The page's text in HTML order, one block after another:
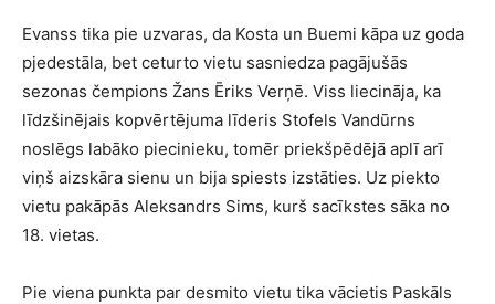
Evanss tika pie uzvaras, da Kosta un Buemi kāpa uz goda
pjedestāla, bet ceturto vietu sasniedza pagājušās
sezonas čempions Žans Ēriks Verņē. Viss liecināja, ka
līdzšinējais kopvērtējuma līderis Stofels Vandūrns
noslēgs labāko piecinieku, tomēr priekšpēdējā aplī arī
viņš aizskāra sienu un bija spiests izstāties. Uz piekto
vietu pakāpās Aleksandrs Sims, kurš sacīkstes sāka no
18. vietas.
Pie viena punkta par desmito vietu tika vācietis Paskāls